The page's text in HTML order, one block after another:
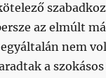
az elmúlt
nem
a